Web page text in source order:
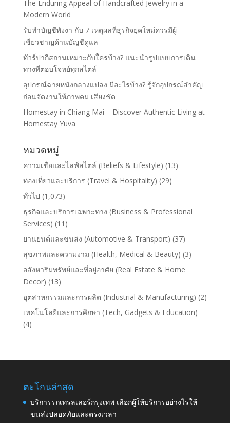
The Enduring Appeal of Handcrafted Jewelry in a
Modern World
รับทำบัญชีพังงา กับ 7 เหตุผลที่ธุรกิจยุคใหม่ควรมีผู้
เชี่ยวชาญด้านบัญชีดูแล
ทัวร์ปากีสถานเหมาะกับใครบ้าง? แนะนำรูปแบบการเดิน
ทางที่ตอบโจทย์ทุกสไตล์
อุปกรณ์ฉายหนังกลางแปลง มีอะไรบ้าง? รู้จักอุปกรณ์สำคัญ
ก่อนจัดงานให้ภาพคม เสียงชัด
Homestay in Chiang Mai – Discover Authentic Living at
Homestay Yuva
หมวดหมู่
ความเชื่อและไลฟ์สไตล์ (Beliefs & Lifestyle) (13)
ท่องเที่ยวและบริการ (Travel & Hospitality) (29)
ทั่วไป (1,073)
ธุรกิจและบริการเฉพาะทาง (Business & Professional
Services) (11)
ยานยนต์และขนส่ง (Automotive & Transport) (37)
สุขภาพและความงาม (Health, Medical & Beauty) (3)
อสังหาริมทรัพย์และที่อยู่อาศัย (Real Estate & Home
Decor) (13)
อุตสาหกรรมและการผลิต (Industrial & Manufacturing) (2)
เทคโนโลยีและการศึกษา (Tech, Gadgets & Education)
(4)
ตะโกนล่าสุด
บริการรถเทรลเลอร์กรุงเทพ เลือกผู้ให้บริการอย่างไรให้
ขนส่งปลอดภัยและตรงเวลา